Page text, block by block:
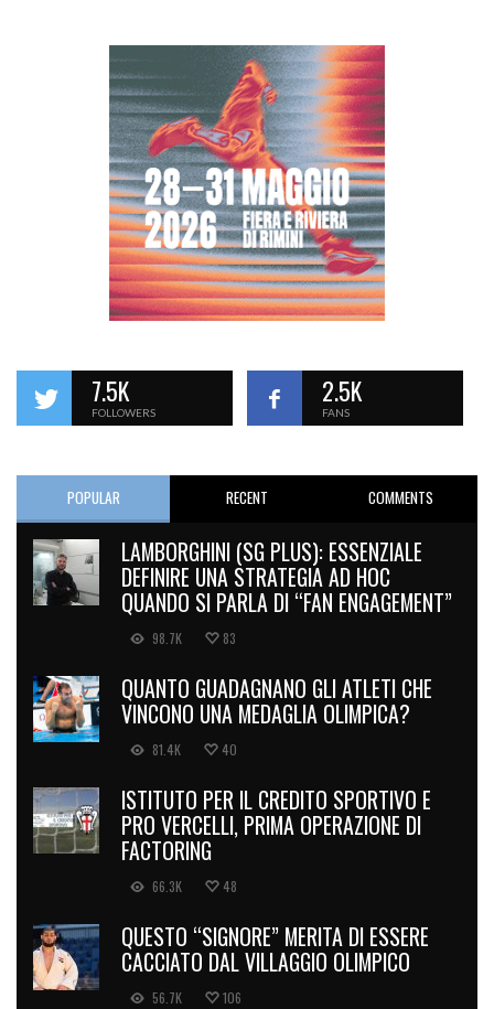
7.5K
FOLLOWERS
2.5K
FANS
POPULAR RECENT COMMENTS
LAMBORGHINI (SG PLUS): ESSENZIALE
DEFINIRE UNA STRATEGIA AD HOC
QUANDO SI PARLA DI “FAN ENGAGEMENT”
98.7K 83
QUANTO GUADAGNANO GLI ATLETI CHE
VINCONO UNA MEDAGLIA OLIMPICA?
81.4K 40
ISTITUTO PER IL CREDITO SPORTIVO E
PRO VERCELLI, PRIMA OPERAZIONE DI
FACTORING
66.3K 48
QUESTO “SIGNORE” MERITA DI ESSERE
CACCIATO DAL VILLAGGIO OLIMPICO
56.7K 106